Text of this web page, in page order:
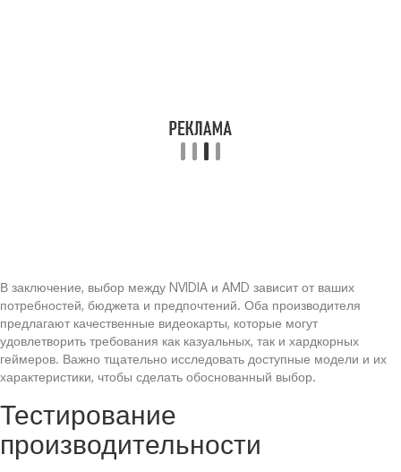
В заключение, выбор между NVIDIA и AMD зависит от ваших
потребностей, бюджета и предпочтений. Оба производителя
предлагают качественные видеокарты, которые могут
удовлетворить требования как казуальных, так и хардкорных
геймеров. Важно тщательно исследовать доступные модели и их
характеристики, чтобы сделать обоснованный выбор.
Тестирование
производительности